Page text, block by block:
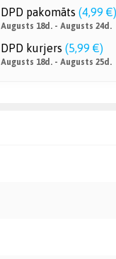
DPD pakomāts (4,99 €)
Augusts 18d. - Augusts 24d.
DPD kurjers (5,99 €)
Augusts 18d. - Augusts 25d.